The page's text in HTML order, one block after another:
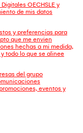
OECHSLE y
de mis datos
y preferencias para
que me envien
hechas a mi medida,
todo lo que se alinee
del grupo
eventos y